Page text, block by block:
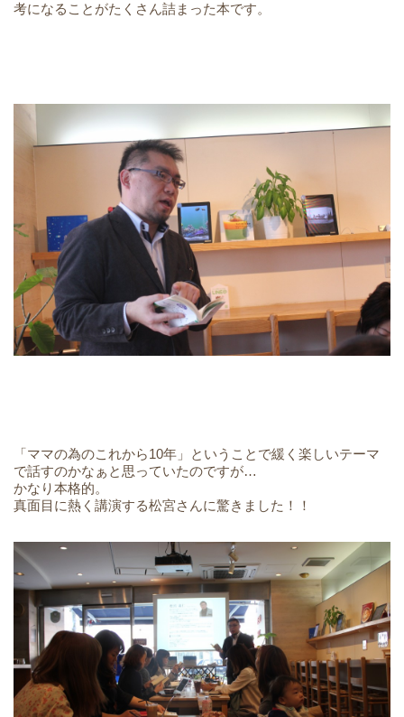
考になることがたくさん詰まった本です。
「ママの為のこれから10年」ということで緩く楽しいテーマ
で話すのかなぁと思っていたのですが…
かなり本格的。
真面目に熱く講演する松宮さんに驚きました！！